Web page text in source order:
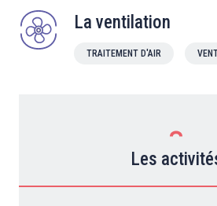
La ventilation
TRAITEMENT D'AIR
Les